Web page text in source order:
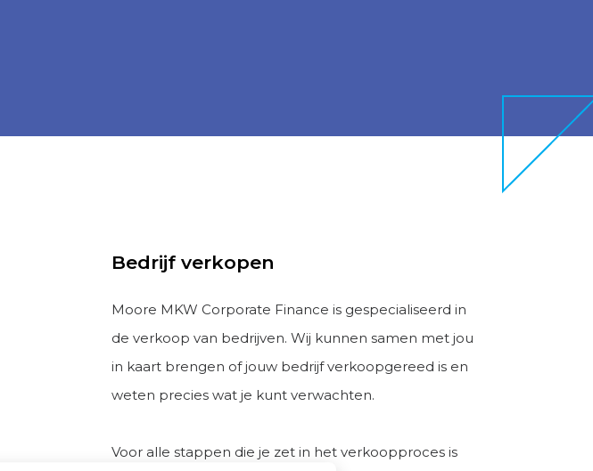
Bedrijf verkopen
Moore MKW Corporate Finance is gespecialiseerd in
de verkoop van bedrijven. Wij kunnen samen met jou
in kaart brengen of jouw bedrijf verkoopgereed is en
weten precies wat je kunt verwachten.
Voor alle stappen die je zet in het verkoopproces is